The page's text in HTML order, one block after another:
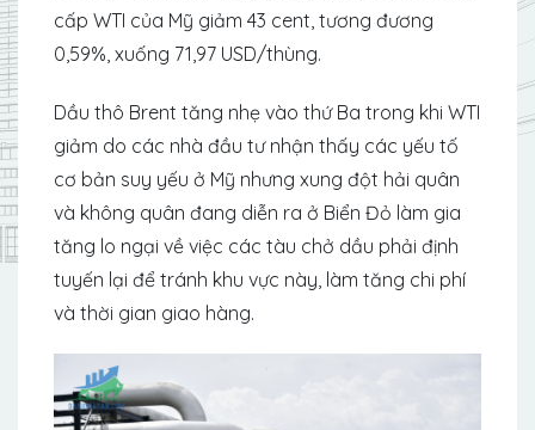
cấp WTI của Mỹ giảm 43 cent, tương đương
0,59%, xuống 71,97 USD/thùng.
Dầu thô Brent tăng nhẹ vào thứ Ba trong khi WTI
giảm do các nhà đầu tư nhận thấy các yếu tố
cơ bản suy yếu ở Mỹ nhưng xung đột hải quân
và không quân đang diễn ra ở Biển Đỏ làm gia
tăng lo ngại về việc các tàu chở dầu phải định
tuyến lại để tránh khu vực này, làm tăng chi phí
và thời gian giao hàng.